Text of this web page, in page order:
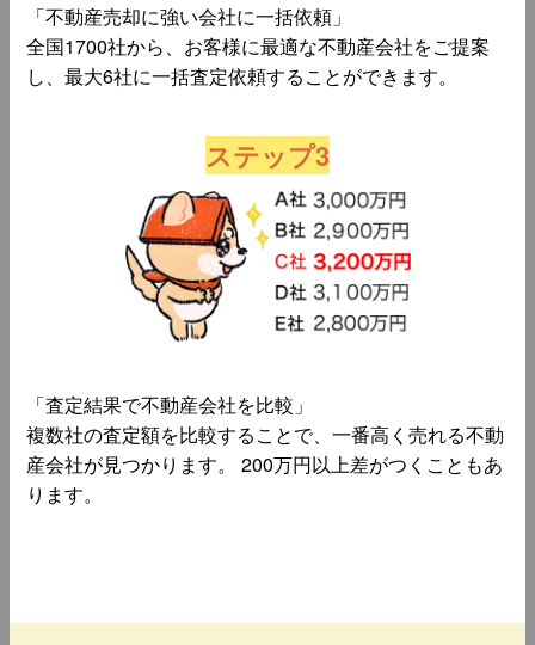
「不動産売却に強い会社に一括依頼」
全国1700社から、お客様に最適な不動産会社をご提案
し、最大6社に一括査定依頼することができます。
ステップ3
「査定結果で不動産会社を比較」
複数社の査定額を比較することで、一番高く売れる不動
産会社が見つかります。 200万円以上差がつくこともあ
ります。